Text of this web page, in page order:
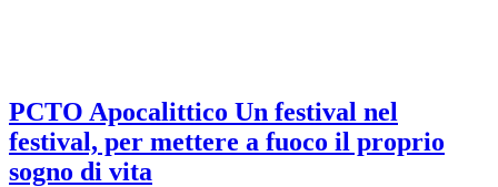
PCTO Apocalittico Un festival nel
festival, per mettere a fuoco il proprio
sogno di vita